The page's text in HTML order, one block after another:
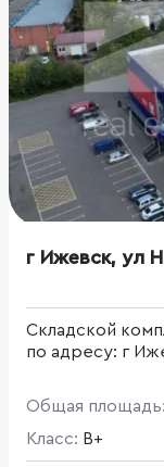
г Ижевск, ул
Складской
по адресу: г
Общая площадь:
Класс: B+